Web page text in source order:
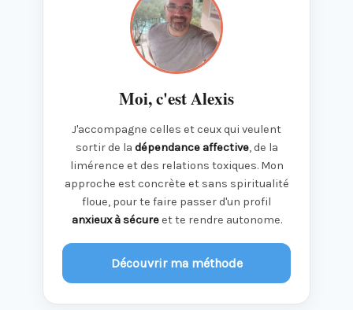
Moi, c'est Alexis
J'accompagne celles et ceux qui veulent
sortir de la dépendance affective, de la
limérence et des relations toxiques. Mon
approche est concrète et sans spiritualité
floue, pour te faire passer d'un profil
anxieux à sécureet te rendre autonome.
Découvrir ma méthode